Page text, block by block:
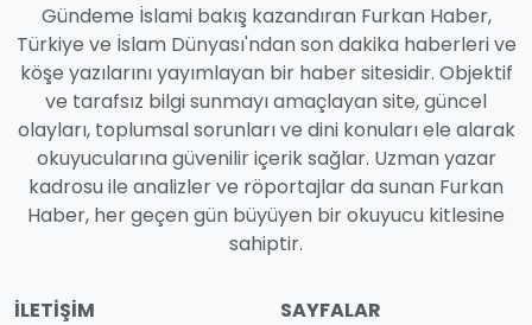
Gündeme İslami bakış kazandıran Furkan Haber,
Türkiye ve İslam Dünyası'ndan son dakika haberleri ve
köşe yazılarını yayımlayan bir haber sitesidir. Objektif
ve tarafsız bilgi sunmayı amaçlayan site, güncel
olayları, toplumsal sorunları ve dini konuları ele alarak
okuyucularına güvenilir içerik sağlar. Uzman yazar
kadrosu ile analizler ve röportajlar da sunan Furkan
Haber, her geçen gün büyüyen bir okuyucu kitlesine
sahiptir.
İLETIŞIM
SAYFALAR